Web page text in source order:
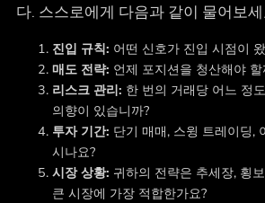
다. 스스로에게 다음과 같이 물어보
진입 규칙: 어떤 신호가 진입 시점이
매도 전략: 언제 포지션을 청산해야 할
리스크 관리: 한 번의 거래당 어느 정
의향이 있습니까?
투자 기간: 단기 매매, 스윙 트레이딩,
시나요?
시장 상황: 귀하의 전략은 추세장, 횡
큰 시장에 가장 적합한가요?